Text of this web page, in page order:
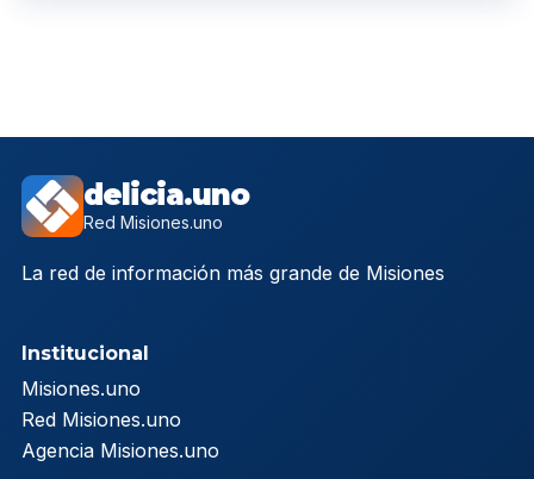
delicia.uno
Red Misiones.uno
La red de información más grande de Misiones
Institucional
Misiones.uno
Red Misiones.uno
Agencia Misiones.uno